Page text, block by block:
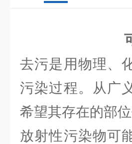
去污是用物理、
污染过程。从广
希望其存在的部
放射性污染物可